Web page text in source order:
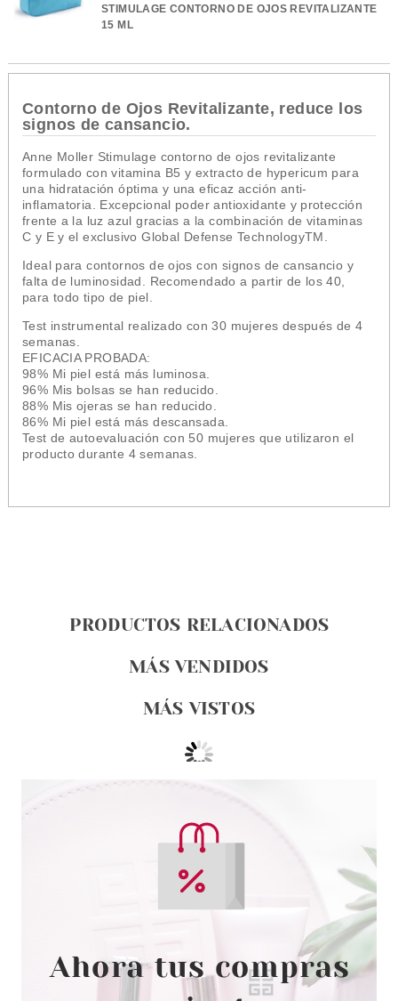
STIMULAGE CONTORNO DE OJOS REVITALIZANTE
15 ML
Contorno de Ojos Revitalizante, reduce los
signos de cansancio.
Anne Moller Stimulage contorno de ojos revitalizante
formulado con vitamina B5 y extracto de hypericum para
una hidratación óptima y una eficaz acción anti-
inflamatoria. Excepcional poder antioxidante y protección
frente a la luz azul gracias a la combinación de vitaminas
C y E y el exclusivo Global Defense TechnologyTM.
Ideal para contornos de ojos con signos de cansancio y
falta de luminosidad. Recomendado a partir de los 40,
para todo tipo de piel.
Test instrumental realizado con 30 mujeres después de 4
semanas.
EFICACIA PROBADA:
98% Mi piel está más luminosa.
96% Mis bolsas se han reducido.
88% Mis ojeras se han reducido.
86% Mi piel está más descansada.
Test de autoevaluación con 50 mujeres que utilizaron el
producto durante 4 semanas.
PRODUCTOS RELACIONADOS
MÁS VENDIDOS
MÁS VISTOS
ANNE MOLLER
ANNE MOLLER CLEAN UP